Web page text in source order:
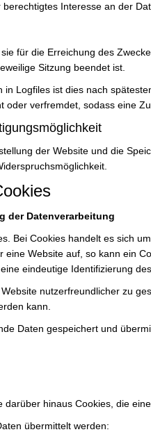
Interesse an der
für die Erreichung des
Sitzung beendet ist.
Logfiles ist dies nach
oder verfremdet, sodass eine
der Website und die
der Datenverarbeitung
Bei Cookies handelt es sich
eine Website auf, so kann ein
eindeutige Identifizierung
nutzerfreundlicher zu
kann.
Daten gespeichert und
hinaus Cookies, die
übermittelt werden: